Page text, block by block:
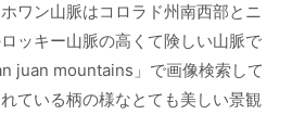
ワン山脈はコロラド州南西部とニ
ッキー山脈の高くて険しい山脈で
juan mountains」で画像検索して
ている柄の様なとても美しい景観